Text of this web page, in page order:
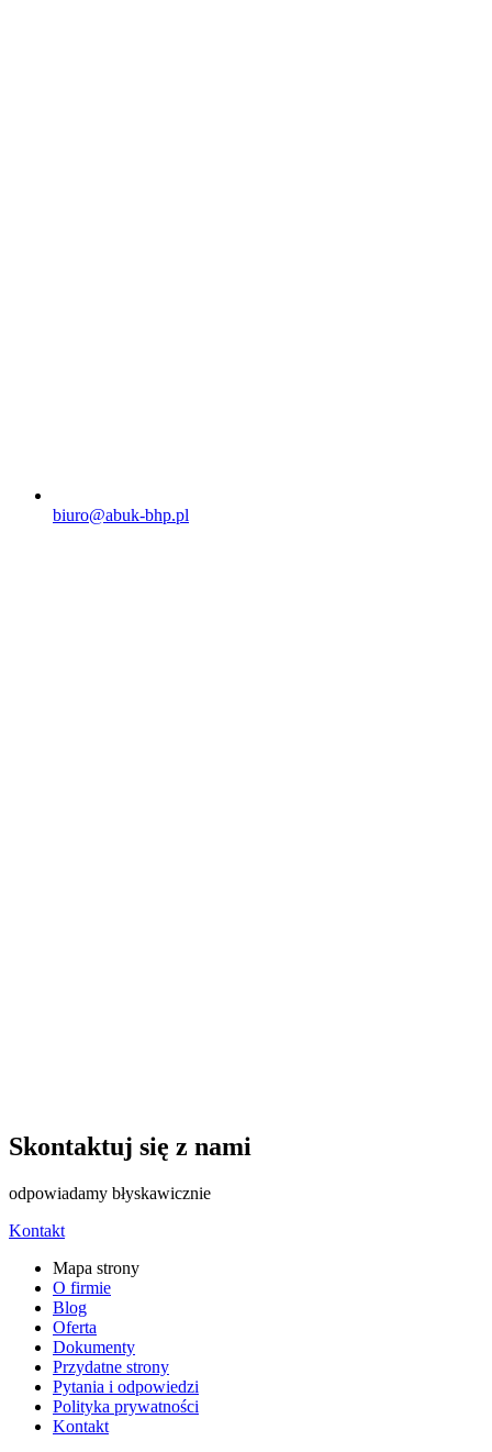
biuro@abuk-bhp.pl
Skontaktuj się z nami
odpowiadamy błyskawicznie
Kontakt
Mapa strony
O firmie
Blog
Oferta
Dokumenty
Przydatne strony
Pytania i odpowiedzi
Polityka prywatności
Kontakt